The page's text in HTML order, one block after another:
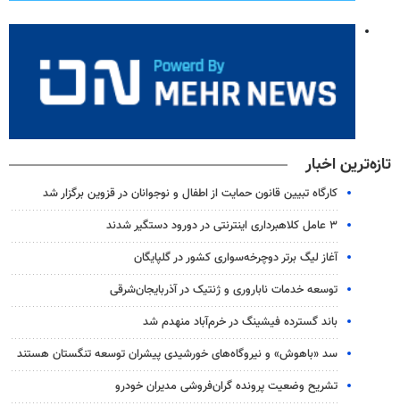
تازه‌ترین اخبار
کارگاه تبیین قانون حمایت از اطفال و نوجوانان در قزوین برگزار شد
۳ عامل کلاهبرداری اینترنتی در دورود دستگیر شدند
آغاز لیگ برتر دوچرخه‌سواری کشور در گلپایگان
توسعه خدمات ناباروری و ژنتیک در آذربایجان‌شرقی
باند گسترده فیشینگ در خرم‌آباد منهدم شد
سد «باهوش» و نیروگاه‌های خورشیدی پیشران توسعه تنگستان هستند
تشریح وضعیت پرونده گران‌فروشی مدیران خودرو